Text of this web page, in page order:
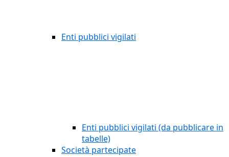
Enti pubblici vigilati
Enti pubblici vigilati (da pubblicare in
tabelle)
Società partecipate